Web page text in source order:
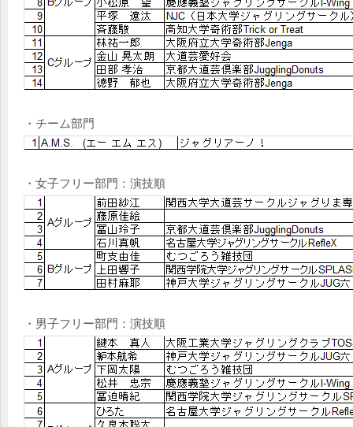
・チーム部門
・女子フリー部門：演技順
・男子フリー部門：演技順